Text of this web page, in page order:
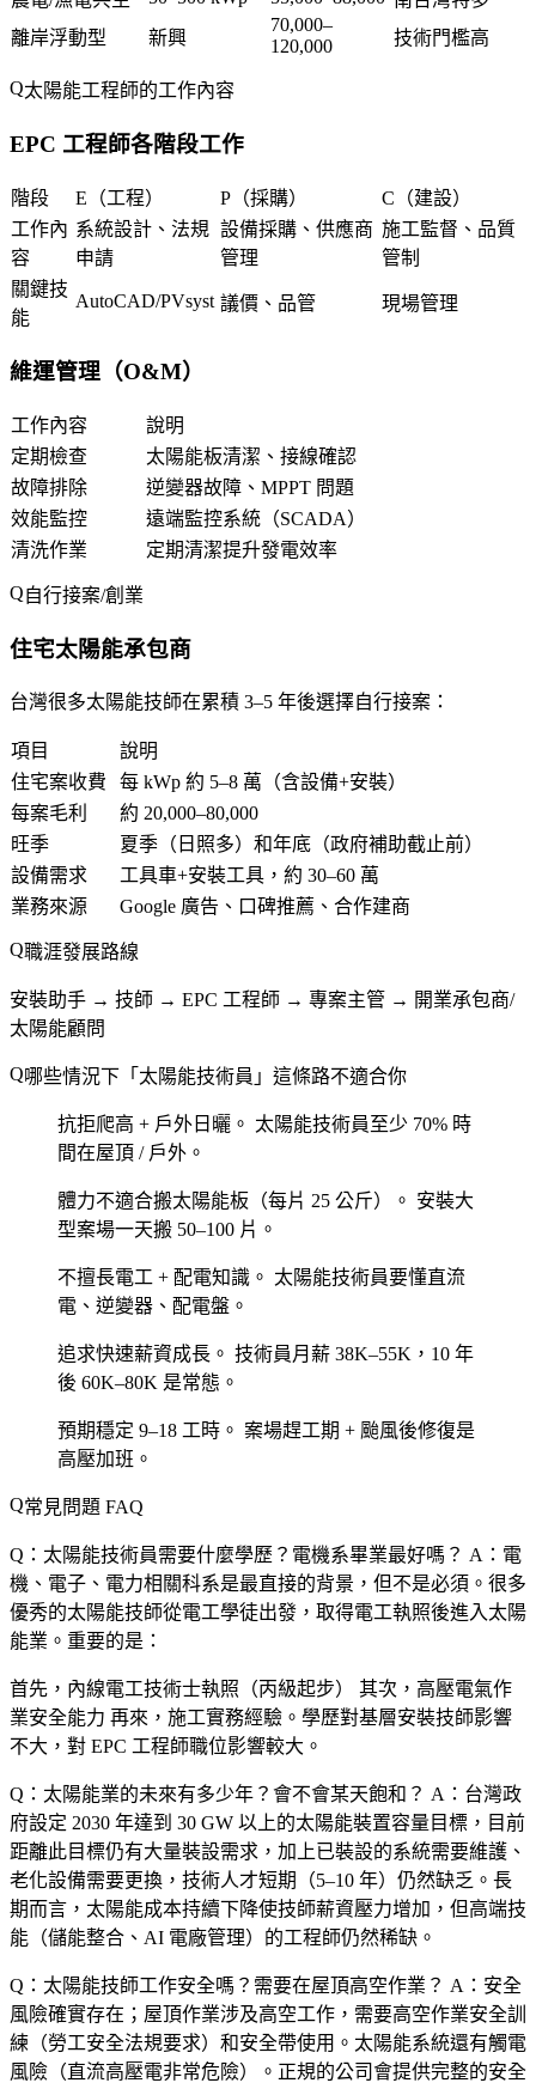
離岸浮動型
新興
70,000–
120,000
技術門檻高
太陽能工程師的工作內容
EPC 工程師各階段工作
階段 E（工程） P（採購）
C（建設）
工作內
容
系統設計、法規
申請
設備採購、供應商
管理
施工監督、品質
管制
關鍵技
能
AutoCAD/PVsyst 議價、品管 現場管理
維運管理（O&M）
工作內容
說明
定期檢查
太陽能板清潔、接線確認
故障排除
逆變器故障、MPPT 問題
效能監控
遠端監控系統（SCADA）
清洗作業
定期清潔提升發電效率
自行接案/創業
住宅太陽能承包商
台灣很多太陽能技師在累積 3–5 年後選擇自行接案：
項目
說明
住宅案收費
每 kWp 約 5–8 萬（含設備+安裝）
每案毛利
約 20,000–80,000
旺季
夏季（日照多）和年底（政府補助截止前）
設備需求
工具車+安裝工具，約 30–60 萬
業務來源
Google 廣告、口碑推薦、合作建商
職涯發展路線
安裝助手 → 技師 → EPC 工程師 → 專案主管 → 開業承包商/
太陽能顧問
哪些情況下「太陽能技術員」這條路不適合你
抗拒爬高 + 戶外日曬。 太陽能技術員至少 70% 時
間在屋頂 / 戶外。
體力不適合搬太陽能板（每片 25 公斤）。 安裝大
型案場一天搬 50–100 片。
不擅長電工 + 配電知識。 太陽能技術員要懂直流
電、逆變器、配電盤。
追求快速薪資成長。 技術員月薪 38K–55K，10 年
後 60K–80K 是常態。
預期穩定 9–18 工時。 案場趕工期 + 颱風後修復是
高壓加班。
常見問題 FAQ
Q：太陽能技術員需要什麼學歷？電機系畢業最好嗎？ A：電
機、電子、電力相關科系是最直接的背景，但不是必須。很多
優秀的太陽能技師從電工學徒出發，取得電工執照後進入太陽
能業。重要的是：
首先，內線電工技術士執照（丙級起步） 其次，高壓電氣作
業安全能力 再來，施工實務經驗。學歷對基層安裝技師影響
不大，對 EPC 工程師職位影響較大。
Q：太陽能業的未來有多少年？會不會某天飽和？ A：台灣政
府設定 2030 年達到 30 GW 以上的太陽能裝置容量目標，目前
距離此目標仍有大量裝設需求，加上已裝設的系統需要維護、
老化設備需要更換，技術人才短期（5–10 年）仍然缺乏。長
期而言，太陽能成本持續下降使技師薪資壓力增加，但高端技
能（儲能整合、AI 電廠管理）的工程師仍然稀缺。
Q：太陽能技師工作安全嗎？需要在屋頂高空作業？ A：安全
風險確實存在；屋頂作業涉及高空工作，需要高空作業安全訓
練（勞工安全法規要求）和安全帶使用。太陽能系統還有觸電
風險（直流高壓電非常危險）。正規的公司會提供完整的安全